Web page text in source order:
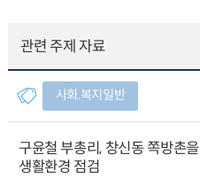
관련 주제 자료
사회.복지일반
구윤철 부총리, 창신동 쪽방촌
생활환경 점검